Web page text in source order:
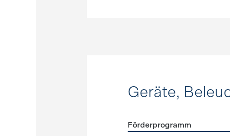
Geräte,
Förderprogramm